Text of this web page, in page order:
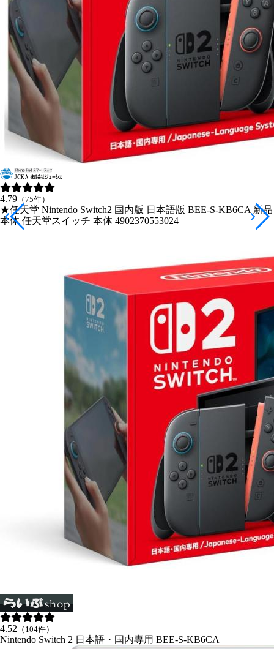
4.79 （75件）
★任天堂 Nintendo Switch2 国内版 日本語版 BEE-S-KB6CA 新品
本体 任天堂スイッチ 本体 4902370553024
4.52 （104件）
Nintendo Switch 2 日本語・国内専用 BEE-S-KB6CA